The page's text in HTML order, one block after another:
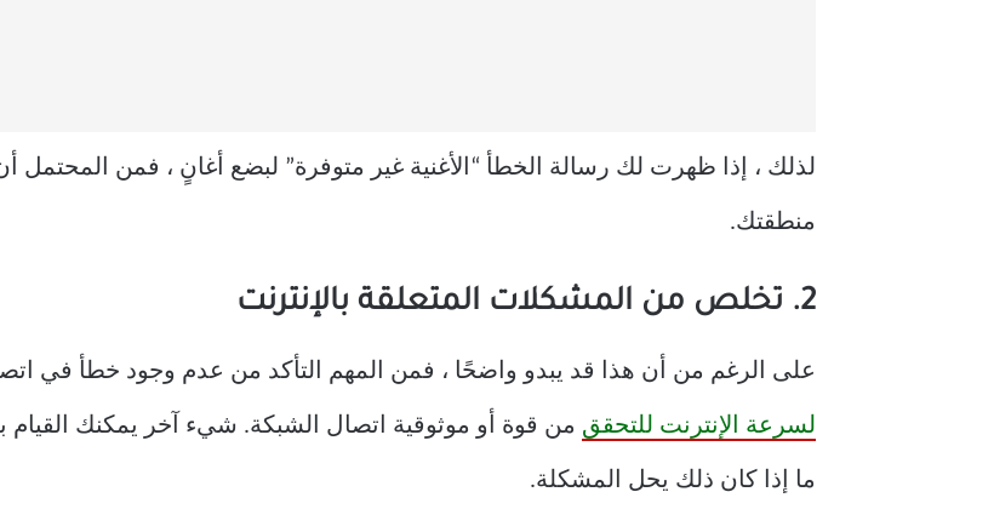
منطقتك.
2. تخلص من المشكلات المتعلقة بالإنترنت
على الرغم من أن هذا قد يبدو واضحًا ، فمن المهم التأكد من عدم وجود خطأ في
لسرعة الإنترنت للتحقق من قوة أو موثوقية اتصال الشبكة. شيء آخر يمكنك
ما إذا كان ذلك يحل المشكلة.